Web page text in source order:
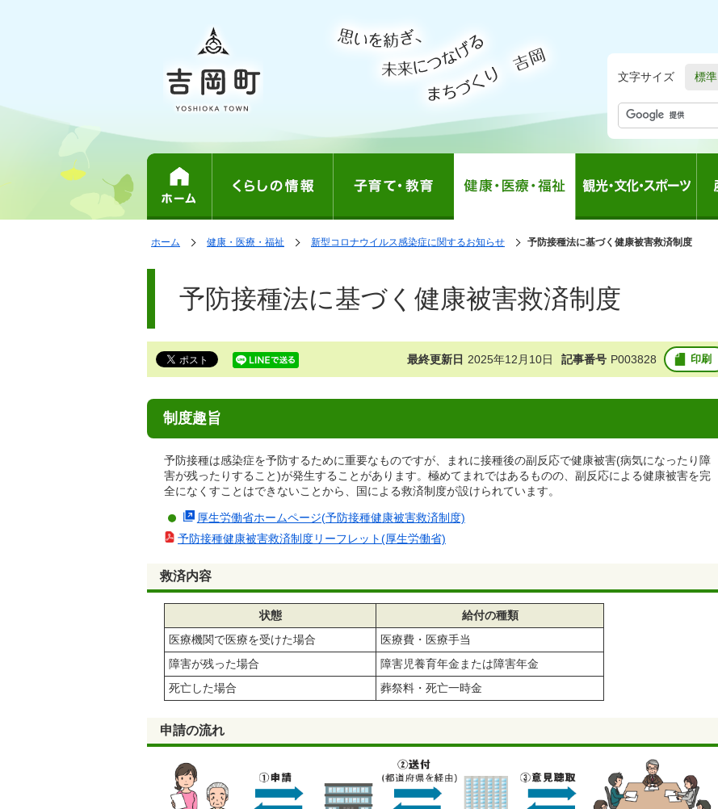
文字サイズ 標準
表
ペ
ホーム
の
健康・医療・福祉
の
新型コロナウイルス感染症に関するお知らせ
の
予防接種法に基づく健康被害救済制度
文
で
予防接種法に基づく健康被害救済制度
最終更新日 2025年12月10日 記事番号 P003828 印刷
制度趣旨
予防接種は感染症を予防するために重要なものですが、まれに接種後の副反応で健康被害(病気になったり障
害が残ったりすること)が発生することがあります。極めてまれではあるものの、副反応による健康被害を完
全になくすことはできないことから、国による救済制度が設けられています。
厚生労働省ホームページ(予防接種健康被害救済制度)
予防接種健康被害救済制度リーフレット(厚生労働省)
救済内容
状態
給付の種類
医療機関で医療を受けた場合
医療費・医療手当
障害が残った場合
障害児養育年金または障害年金
死亡した場合
葬祭料・死亡一時金
申請の流れ